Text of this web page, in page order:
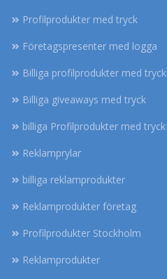
Profilprodukter med tryck
Företagspresenter med logga
Billiga profilprodukter med tryck
Billiga giveaways med tryck
billiga Profilprodukter med tryck
Reklamprylar
billiga reklamprodukter
Reklamprodukter företag
Profilprodukter Stockholm
Reklamprodukter